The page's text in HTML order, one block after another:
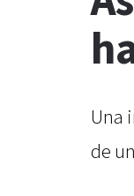
Una
de